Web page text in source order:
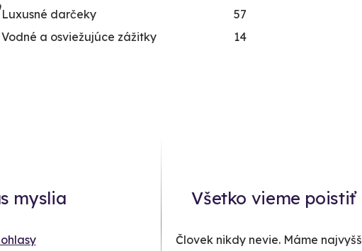
Luxusné darčeky
57
Vodné a osviežujúce zážitky
14
myslia Všetko vieme poistiť
Človek nikdy nevie. Máme